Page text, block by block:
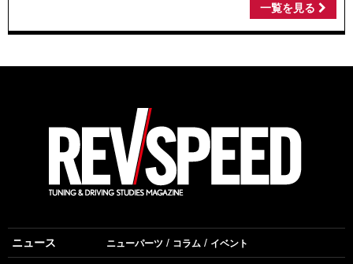
一覧を見る
ニュース ニューパーツ コラム イベント